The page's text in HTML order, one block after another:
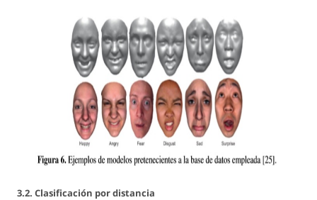
3.2. Clasificación por distancia